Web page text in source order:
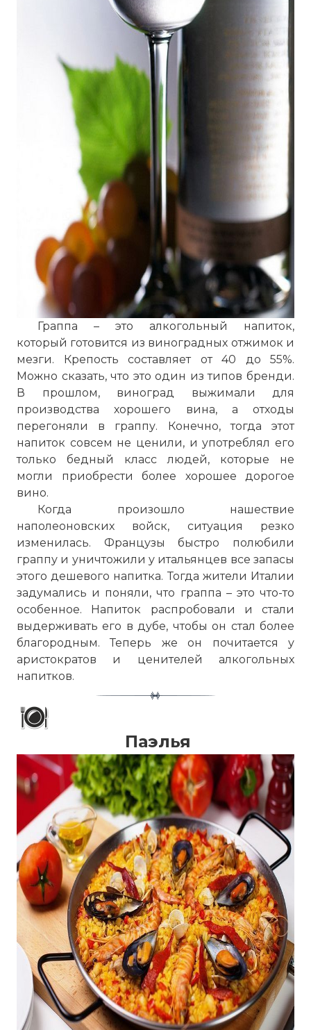
Граппа – это алкогольный напиток,
который готовится из виноградных отжимок и
мезги. Крепость составляет от 40 до 55%.
Можно сказать, что это один из типов бренди.
В прошлом, виноград выжимали для
производства хорошего вина, а отходы
перегоняли в граппу. Конечно, тогда этот
напиток совсем не ценили, и употреблял его
только бедный класс людей, которые не
могли приобрести более хорошее дорогое
вино.
Когда произошло нашествие
наполеоновских войск, ситуация резко
изменилась. Французы быстро полюбили
граппу и уничтожили у итальянцев все запасы
этого дешевого напитка. Тогда жители Италии
задумались и поняли, что граппа – это что-то
особенное. Напиток распробовали и стали
выдерживать его в дубе, чтобы он стал более
благородным. Теперь же он почитается у
аристократов и ценителей алкогольных
напитков.
Паэлья